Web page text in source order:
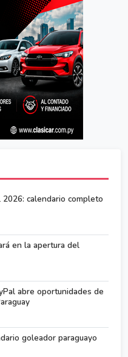
calendario completo
en la apertura del
abre oportunidades de
goleador paraguayo